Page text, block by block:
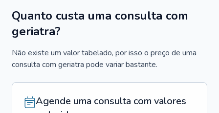
Quanto custa uma consulta com
geriatra?
Não existe um valor tabelado, por isso o preço de uma
consulta com geriatra pode variar bastante.
Agende uma consulta com valores